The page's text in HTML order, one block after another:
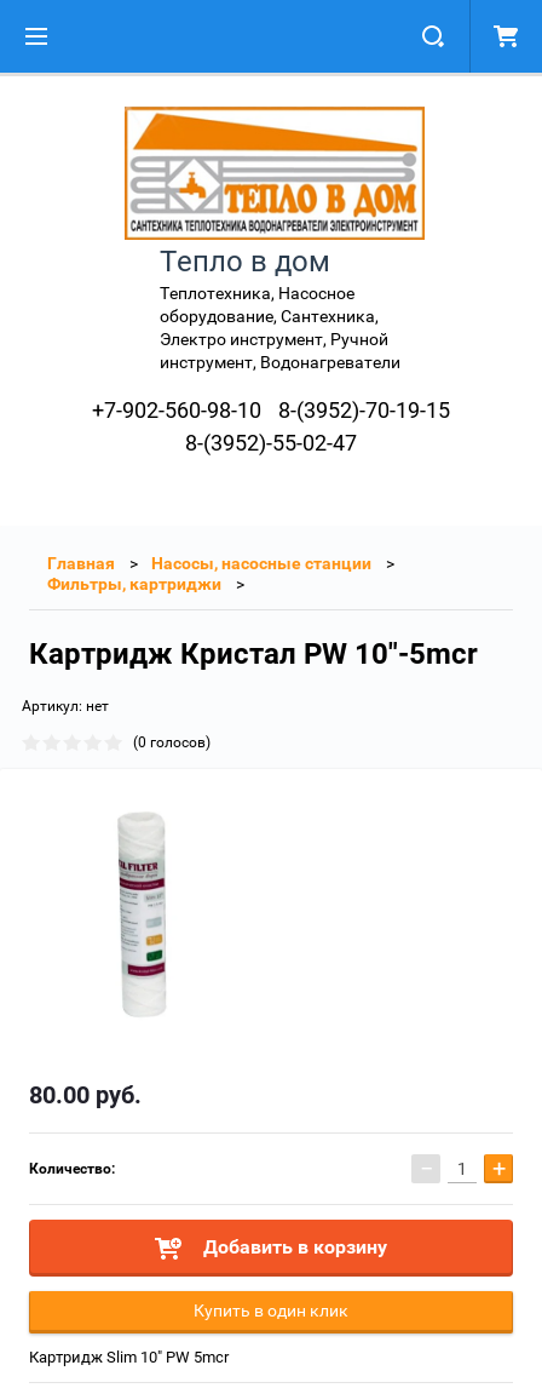
Тепло в дом
Теплотехника, Насосное
оборудование, Сантехника,
Электро инструмент, Ручной
инструмент, Водонагреватели
+7-902-560-98-10
8-(3952)-70-19-15
8-(3952)-55-02-47
Главная
Насосы, насосные станции
Фильтры, картриджи
Картридж Кристал PW 10"-5mcr
Артикул: нет
(0 голосов)
80.00 руб.
Количество: − +
Добавить в корзину
Купить в один клик
Картридж Slim 10" PW 5mcr